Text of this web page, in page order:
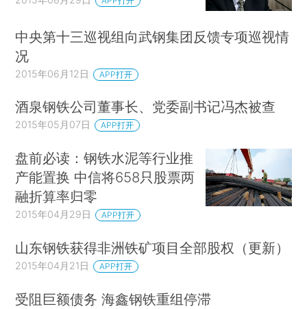
中央第十三巡视组向武钢集团反馈专项巡视情
况
2015年06月12日 APP打开
酒泉钢铁公司董事长、党委副书记冯杰被查
2015年05月07日 APP打开
盘前必读：钢铁水泥等行业推
产能置换 中信将658只股票两
融折算率归零
2015年04月29日 APP打开
山东钢铁获得非洲铁矿项目全部股权（更新）
2015年04月21日 APP打开
受阻巨额债务 海鑫钢铁重组停滞